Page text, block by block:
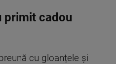
primit cadou
cu gloanțele și